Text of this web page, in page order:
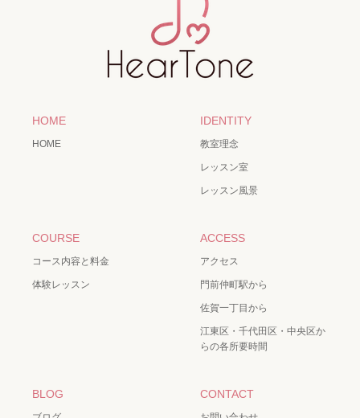
HOME
HOME
IDENTITY
教室理念
レッスン室
レッスン風景
COURSE
コース内容と料金
体験レッスン
ACCESS
アクセス
門前仲町駅から
佐賀一丁目から
江東区・千代田区・中央区か
らの各所要時間
BLOG CONTACT